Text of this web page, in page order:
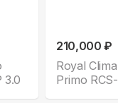
3.0
210,000 ₽
Royal
Primo